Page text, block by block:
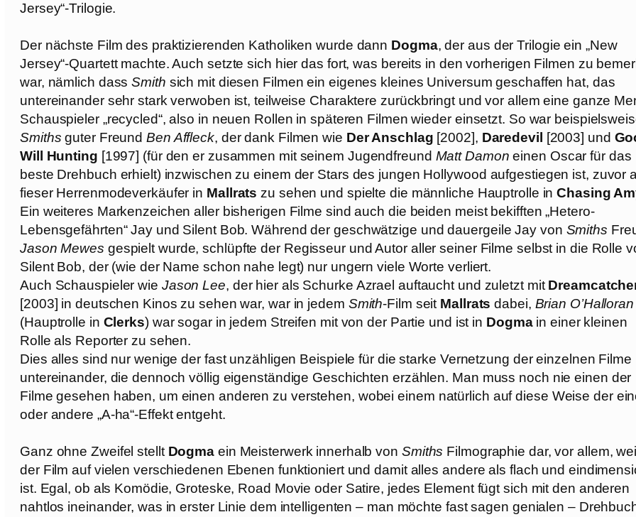
Jersey“-Trilogie.
Der nächste Film des praktizierenden Katholiken wurde dann Dogma, der aus der Trilogie ein „New
Jersey“-Quartett machte. Auch setzte sich hier das fort, was bereits in den vorherigen Filmen zu
war, nämlich dassSmith sich mit diesen Filmen ein eigenes kleines Universum geschaffen hat, das
untereinander sehr stark verwoben ist, teilweise Charaktere zurückbringt und vor allem eine ganze
Schauspieler „recycled“, also in neuen Rollen in späteren Filmen wieder einsetzt. So war
Smiths guter FreundBen Affleck, der dank Filmen wie Der Anschlag [2002], Daredevil [2003] und
Will Hunting [1997] (für den er zusammen mit seinem Jugendfreund Matt Damon einen Oscar für das
beste Drehbuch erhielt) inzwischen zu einem der Stars des jungen Hollywood aufgestiegen ist, zuvor
fieser Herrenmodeverkäufer in Mallrats zu sehen und spielte die männliche Hauptrolle inChasing
Ein weiteres Markenzeichen aller bisherigen Filme sind auch die beiden meist bekifften „Hetero-
Lebensgefährten“ Jay und Silent Bob. Während der geschwätzige und dauergeile Jay von Smiths
Jason Mewes gespielt wurde, schlüpfte der Regisseur und Autor aller seiner Filme selbst in die Rolle
Silent Bob, der (wie der Name schon nahe legt) nur ungern viele Worte verliert.
Auch Schauspieler wie Jason Lee, der hier als Schurke Azrael auftaucht und zuletzt mit
[2003] in deutschen Kinos zu sehen war, war in jedem Smith-Film seit Mallrats dabei, Brian O’Halloran
(Hauptrolle in Clerks) war sogar in jedem Streifen mit von der Partie und ist in Dogmain einer kleinen
Rolle als Reporter zu sehen.
Dies alles sind nur wenige der fast unzähligen Beispiele für die starke Vernetzung der einzelnen Filme
untereinander, die dennoch völlig eigenständige Geschichten erzählen. Man muss noch nie einen der
Filme gesehen haben, um einen anderen zu verstehen, wobei einem natürlich auf diese Weise der
oder andere „A-ha“-Effekt entgeht.
Ganz ohne Zweifel stellt Dogma ein Meisterwerk innerhalb von Smiths Filmographie dar, vor allem, weil
der Film auf vielen verschiedenen Ebenen funktioniert und damit alles andere als flach und
ist. Egal, ob als Komödie, Groteske, Road Movie oder Satire, jedes Element fügt sich mit den anderen
nahtlos ineinander, was in erster Linie dem intelligenten – man möchte fast sagen genialen –